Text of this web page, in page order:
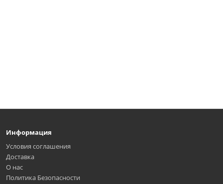
Информация
Условия соглашения
Доставка
О нас
Политика Безопасности